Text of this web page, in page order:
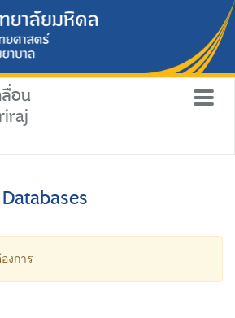
อน
งการ